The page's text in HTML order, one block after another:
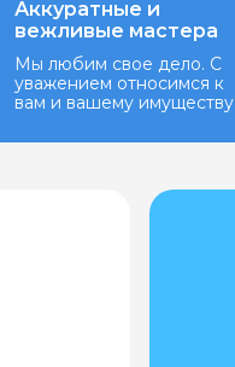
Аккуратные и
вежливые мастера
Мы любим свое дело. С
уважением относимся к
вам и вашему имуществу